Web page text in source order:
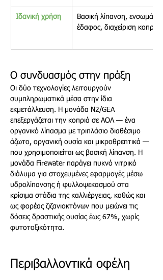
Ιδανική χρήση
Βασική λίπανση,
έδαφος, διαχείριση κοπριάς
Ο συνδυασμός στην πράξη
Οι δύο τεχνολογίες λειτουργούν
συμπληρωματικά μέσα στην ίδια
εκμετάλλευση. Η μονάδα Ν2/GEA
επεξεργάζεται την κοπριά σε ΑΟΛ — ένα
οργανικό λίπασμα με τριπλάσιο διαθέσιμο
άζωτο, οργανική ουσία και μικροθρεπτικά —
που χρησιμοποιείται ως βασική λίπανση. Η
μονάδα Firewater παράγει πυκνό νιτρικό
διάλυμα για στοχευμένες εφαρμογές μέσω
υδρολίπανσης ή φυλλοψεκασμού στα
κρίσιμα στάδια της καλλιέργειας, καθώς και
ως φορέας ζιζανιοκτόνων που μειώνει τις
δόσεις δραστικής ουσίας έως 67%, χωρίς
φυτοτοξικότητα.
Περιβαλλοντικά οφέλη